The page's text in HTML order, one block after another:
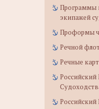
Программы
экипажей
Проформы
Речной
Речные
Российский
Российский